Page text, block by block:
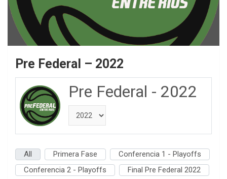
Pre Federal – 2022
Pre Federal - 2022
All Primera Fase
Conferencia 1 - Playoffs
Conferencia 2 - Playoffs
Final Pre Federal 2022